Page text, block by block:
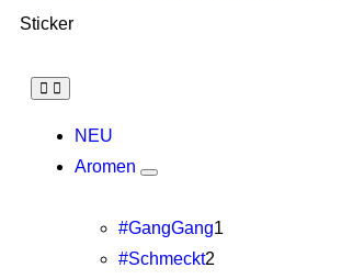
Sticker
NEU
Aromen
#GangGang1
#Schmeckt2